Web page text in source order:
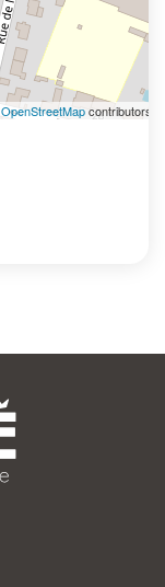
OpenStreetMapcontributors